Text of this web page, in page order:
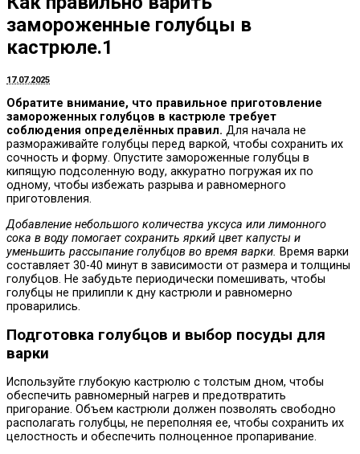
замороженные голубцы в
кастрюле.1
17.07.2025
Обратите внимание, что правильное приготовление
замороженных голубцов в кастрюле требует
соблюдения определённых правил. Для начала не
размораживайте голубцы перед варкой, чтобы сохранить их
сочность и форму. Опустите замороженные голубцы в
кипящую подсоленную воду, аккуратно погружая их по
одному, чтобы избежать разрыва и равномерного
приготовления.
Добавление небольшого количества уксуса или лимонного
сока в воду помогает сохранить яркий цвет капусты и
уменьшить рассыпание голубцов во время варки. Время варки
составляет 30-40 минут в зависимости от размера и толщины
голубцов. Не забудьте периодически помешивать, чтобы
голубцы не прилипли к дну кастрюли и равномерно
проварились.
Подготовка голубцов и выбор посуды для
варки
Используйте глубокую кастрюлю с толстым дном, чтобы
обеспечить равномерный нагрев и предотвратить
пригорание. Объем кастрюли должен позволять свободно
располагать голубцы, не переполняя ее, чтобы сохранить их
целостность и обеспечить полноценное пропаривание.